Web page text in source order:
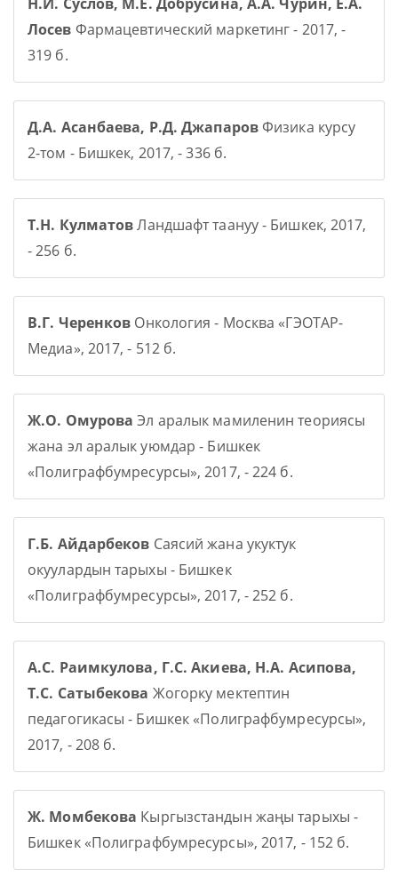
Лосев Фармацевтический маркетинг - 2017, -
319 б.
Д.А. Асанбаева, Р.Д. ДжапаровФизика курсу
2-том - Бишкек, 2017, - 336 б.
Т.Н. КулматовЛандшафт таануу - Бишкек, 2017,
- 256 б.
В.Г. Черенков Онкология - Москва «ГЭОТАР-
Медиа», 2017, - 512 б.
Ж.О. Омурова Эл аралык мамиленин теориясы
жана эл аралык уюмдар - Бишкек
«Полиграфбумресурсы», 2017, - 224 б.
Г.Б. Айдарбеков Саясий жана укуктук
окуулардын тарыхы - Бишкек
«Полиграфбумресурсы», 2017, - 252 б.
А.С. Раимкулова, Г.С. Акиева, Н.А. Асипова,
Т.С. Сатыбекова Жогорку мектептин
педагогикасы - Бишкек «Полиграфбумресурсы»,
2017, - 208 б.
Ж. Момбекова Кыргызстандын жаңы тарыхы -
Бишкек «Полиграфбумресурсы», 2017, - 152 б.